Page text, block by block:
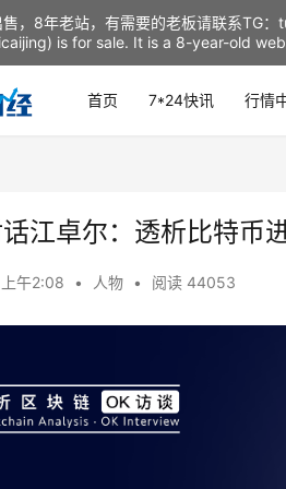
首页 7*24快讯 行情
江卓尔：透析比特币
午2:08 • 人物 • 阅读 44053
，8年老站，有需要的老板请联系TG：
is for sale. It is a 8-year-old